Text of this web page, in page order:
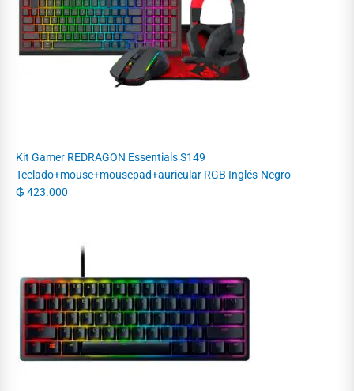
Kit Gamer REDRAGON Essentials S149
Teclado+mouse+mousepad+auricular RGB Inglés-Negro
₲ 423.000